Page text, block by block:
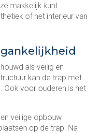
makkelijk kunt
of het interieur van
als veilig en
kan de trap met
Ook voor ouderen is het
veilige opbouw
op de trap. Na